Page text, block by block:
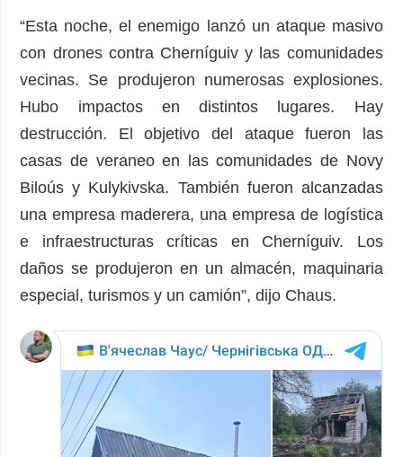
“Esta noche, el enemigo lanzó un ataque masivo
con drones contra Cherníguiv y las comunidades
vecinas. Se produjeron numerosas explosiones.
Hubo impactos en distintos lugares. Hay
destrucción. El objetivo del ataque fueron las
casas de veraneo en las comunidades de Novy
Biloús y Kulykivska. También fueron alcanzadas
una empresa maderera, una empresa de logística
e infraestructuras críticas en Cherníguiv. Los
daños se produjeron en un almacén, maquinaria
especial, turismos y un camión”, dijo Chaus.